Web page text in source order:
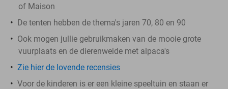
of Maison
De tenten hebben de thema's jaren 70, 80 en 90
Ook mogen jullie gebruikmaken van de mooie grote
vuurplaats en de dierenweide met alpaca's
Zie hier de lovende recensies
Voor de kinderen is er een kleine speeltuin en staan er